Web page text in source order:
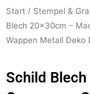
Start / Stempel &
Blech 20x30cm –
Wappen Metall Deko
Schild